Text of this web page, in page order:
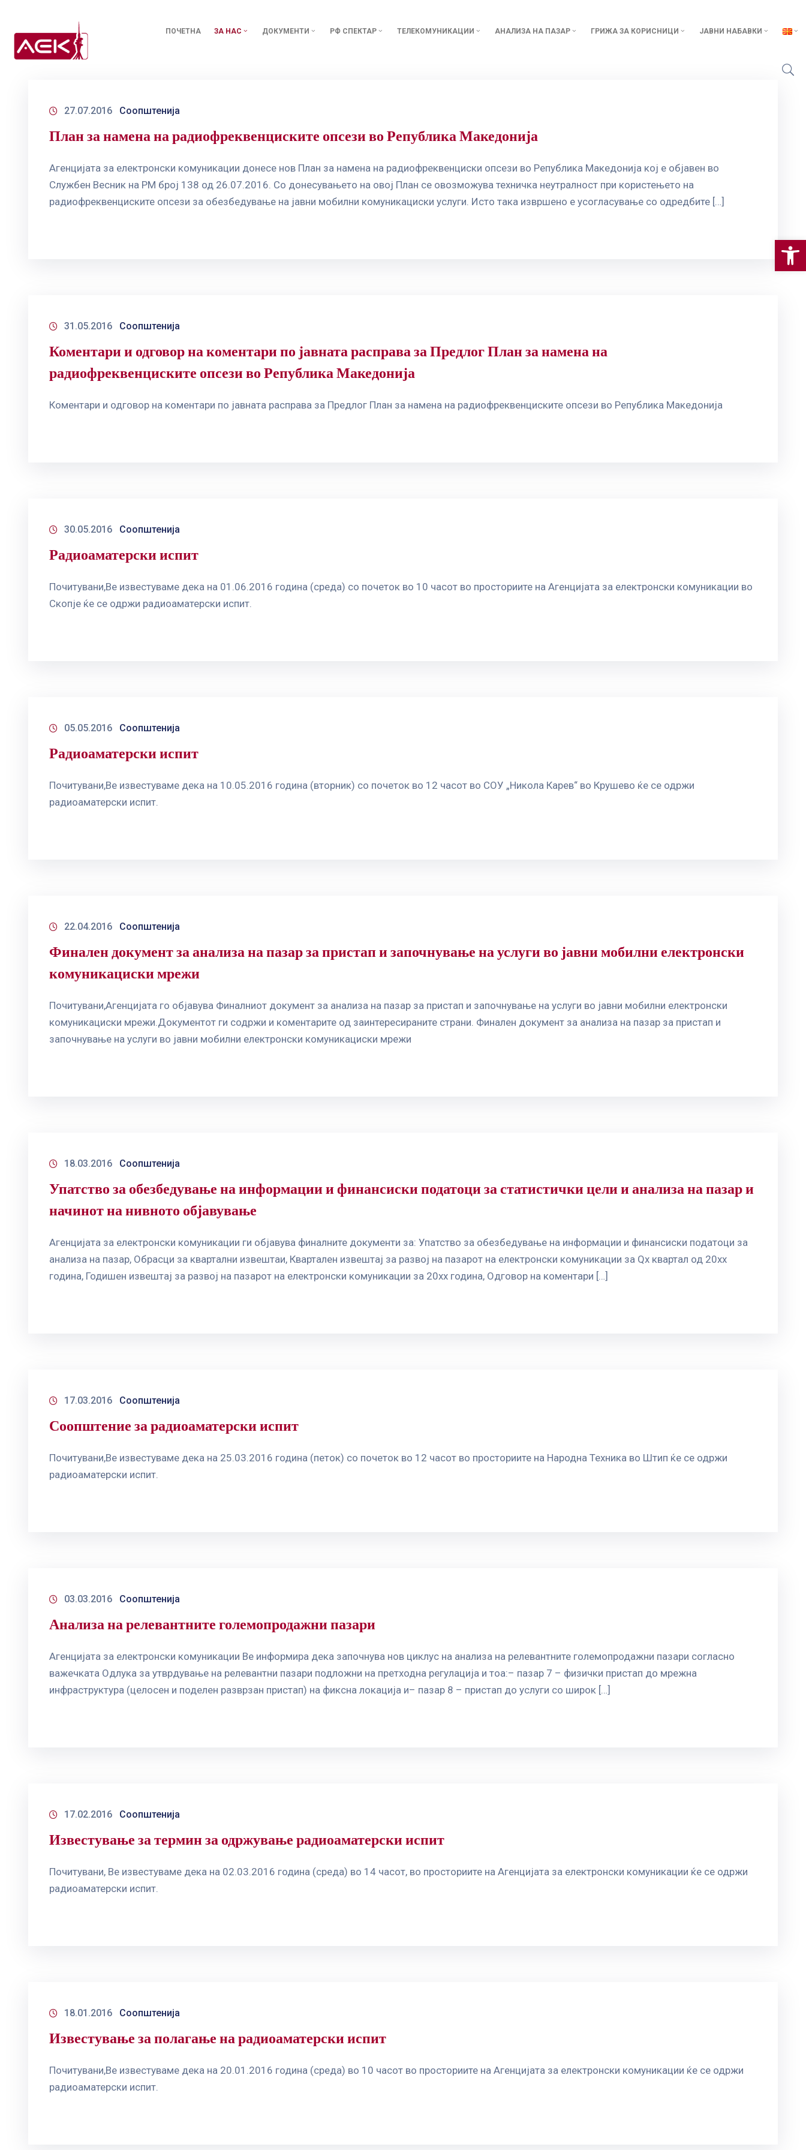
ПОЧЕТНА ЗА НАС ДОКУМЕНТИ РФ СПЕКТАР ТЕЛЕКОМУНИКАЦИИ АНАЛИЗА НА ПАЗАР ГРИЖА ЗА КОРИСНИЦИ ЈАВНИ НАБАВКИ
27.07.2016 Соопштенија
План за намена на радиофреквенциските опсези во Република Македонија
Агенцијата за електронски комуникации донесе нов План за намена на радиофреквенциски опсези во Република Македонија кој е објавен во
Службен Весник на РМ број 138 од 26.07.2016. Со донесувањето на овој План се овозможува техничка неутралност при користењето на
радиофреквенциските опсези за обезбедување на јавни мобилни комуникациски услуги. Исто така извршено е усогласување со одредбите […]
31.05.2016 Соопштенија
Коментари и одговор на коментари по јавната расправа за Предлог План за намена на
радиофреквенциските опсези во Република Македонија
Коментари и одговор на коментари по јавната расправа за Предлог План за намена на радиофреквенциските опсези во Република Македонија
30.05.2016 Соопштенија
Радиоаматерски испит
Почитувани,Ве известуваме дека на 01.06.2016 година (среда) со почеток во 10 часот во просториите на Агенцијата за електронски комуникации во
Скопје ќе се одржи радиоаматерски испит.
05.05.2016 Соопштенија
Радиоаматерски испит
Почитувани,Ве известуваме дека на 10.05.2016 година (вторник) со почеток во 12 часот во СОУ „Никола Карев“ во Крушево ќе се одржи
радиоаматерски испит.
22.04.2016 Соопштенија
Финален документ за анализа на пазар за пристап и започнување на услуги во јавни мобилни електронски
комуникациски мрежи
Почитувани,Агенцијата го објавува Финалниот документ за анализа на пазар за пристап и започнување на услуги во јавни мобилни електронски
комуникациски мрежи.Документот ги содржи и коментарите од заинтересираните страни. Финален документ за анализа на пазар за пристап и
започнување на услуги во јавни мобилни електронски комуникациски мрежи
18.03.2016 Соопштенија
Упатство за обезбедување на информации и финансиски податоци за статистички цели и анализа на пазар и
начинот на нивното објавување
Aгенцијата за електронски комуникации ги објавува финалните документи за: Упатство за обезбедување на информации и финансиски податоци за
анализа на пазар, Обрасци за квартални извештаи, Квартален извештај за развој на пазарот на електронски комуникации за Qx квартал од 20хх
година, Годишен извештај за развој на пазарот на електронски комуникации за 20хх година, Одговор на коментари […]
17.03.2016 Соопштенија
Соопштение за радиоаматерски испит
Почитувани,Ве известуваме дека на 25.03.2016 година (петок) со почеток во 12 часот во просториите на Народна Техника во Штип ќе се одржи
радиоаматерски испит.
03.03.2016 Соопштенија
Анализа на релевантните големопродажни пазари
Агенцијата за електронски комуникации Ве информира дека започнува нов циклус на анализа на релевантните големопродажни пазари согласно
важечката Одлука за утврдување на релевантни пазари подложни на претходна регулација и тоа:– пазар 7 – физички пристап до мрежна
инфраструктура (целосен и поделен разврзан пристап) на фиксна локација и– пазар 8 – пристап до услуги со широк […]
17.02.2016 Соопштенија
Известување за термин за одржување радиоаматерски испит
Почитувани, Ве известуваме дека на 02.03.2016 година (среда) во 14 часот, во просториите на Агенцијата за електронски комуникации ќе се одржи
радиоаматерски испит.
18.01.2016 Соопштенија
Известување за полагање на радиоаматерски испит
Почитувани,Ве известуваме дека на 20.01.2016 година (среда) во 10 часот во просториите на Агенцијата за електронски комуникации ќе се одржи
радиоаматерски испит.